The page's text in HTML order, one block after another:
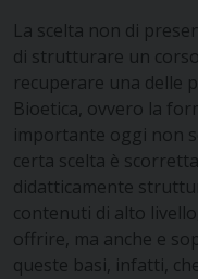
La scelta non di
di strutturare un
recuperare una delle
Bioetica, ovvero la
importante oggi non
certa scelta è
didatticamente
contenuti di alto
offrire, ma anche e
queste basi, infatti,